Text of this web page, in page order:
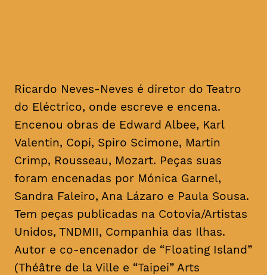
Ricardo Neves-Neves é diretor do Teatro
do Eléctrico, onde escreve e encena.
Encenou obras de Edward Albee, Karl
Valentin, Copi, Spiro Scimone, Martin
Crimp, Rousseau, Mozart. Peças suas
foram encenadas por Mónica Garnel,
Sandra Faleiro, Ana Lázaro e Paula Sousa.
Tem peças publicadas na Cotovia/Artistas
Unidos, TNDMII, Companhia das Ilhas.
Autor e co-encenador de “Floating Island”
(Théâtre de la Ville e “Taipei” Arts